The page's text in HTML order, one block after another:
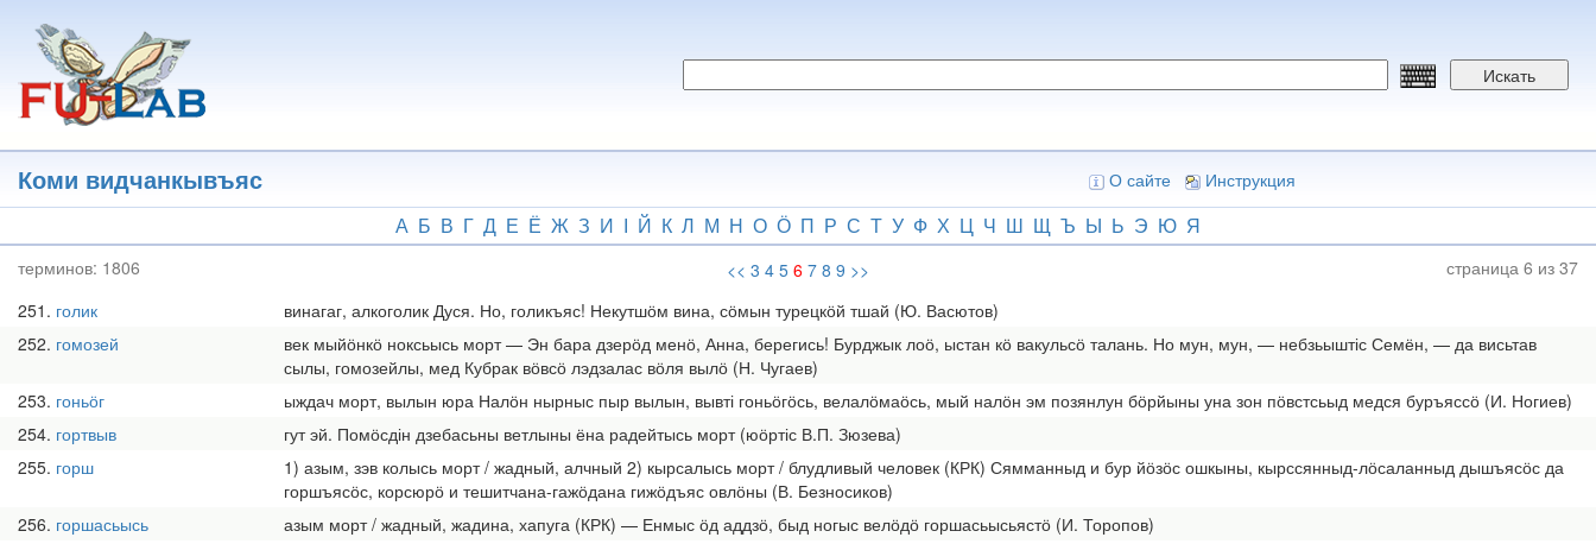
основному
содержанию
Искать
Коми видчанкывъяс О сайте Инструкция
А Б В Г Д Е Ё Ж З И І Й К Л М Н О Ӧ П Р С Т У Ф Х Ц Ч Ш Щ Ъ Ы Ь Э Ю Я
терминов: 1806 << 3 4 5 6 7 8 9 >>
страница 6 из 37
251 голик
винагаг, алкоголик Дуся. Но, голикъяс! Некутшӧм вина, сӧмын турецкӧй тшай (Ю. Васютов)
252 гомозей
век мыйӧнкӧ ноксьысь морт — Эн бара дзерӧд менӧ, Анна, берегись! Бурджык лоӧ, ыстан кӧ вакульсӧ талань. Но мун, мун, — небзьыштіс Семён, — да висьтав
сылы, гомозейлы, мед Кубрак вӧвсӧ лэдзалас вӧля вылӧ (Н. Чугаев)
253 гоньӧг
ыждач морт, вылын юра Налӧн нырныс пыр вылын, вывті гоньӧгӧсь, велалӧмаӧсь, мый налӧн эм позянлун бӧрйыны уна зон пӧвстсьыд медся буръяссӧ (И. Ногиев)
254 гортвыв
гут эй. Помӧсдін дзебасьны ветлыны ёна радейтысь морт (юӧртіс В.П. Зюзева)
255 горш
1) азым, зэв колысь морт / жадный, алчный 2) кырсалысь морт / блудливый человек (КРК) Сямманныд и бур йӧзӧс ошкыны, кырссянныд-лӧсаланныд дышъясӧс да
горшъясӧс, корсюрӧ и тешитчана-гажӧдана гижӧдъяс овлӧны (В. Безносиков)
256 горшасьысь
азым морт / жадный, жадина, хапуга (КРК) — Енмыс ӧд аддзӧ, быд ногыс велӧдӧ горшасьысьястӧ (И. Торопов)